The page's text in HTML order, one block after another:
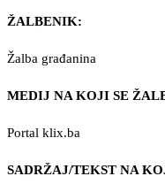
ŽALBENIK:
Žalba građanina
MEDIJ NA KOJI SE
Portal klix.ba
SADRŽAJ/TEKST NA